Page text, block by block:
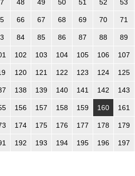
48 49 50 51 52 53
66 67 68 69 70 71
84 85 86 87 88 89
102 103 104 105 106 107
120 121 122 123 124 125
138 139 140 141 142 143
156 157 158 159 160 161
174 175 176 177 178 179
192 193 194 195 196 197